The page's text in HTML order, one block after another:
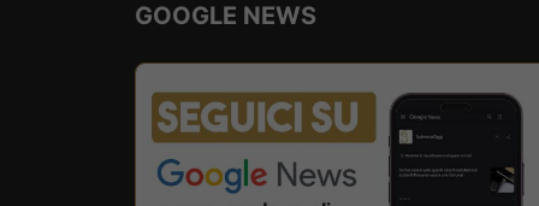
GOOGLE NEWS